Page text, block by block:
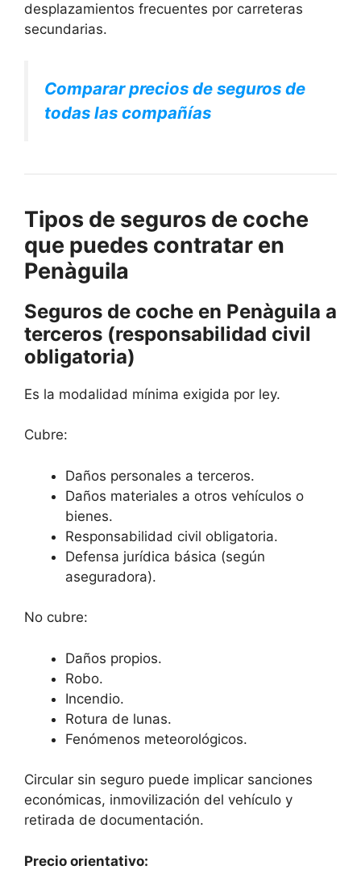
desplazamientos frecuentes por carreteras
secundarias.
Comparar precios de seguros de
todas las compañías
Tipos de seguros de coche
que puedes contratar en
Penàguila
Seguros de coche en Penàguila a
terceros (responsabilidad civil
obligatoria)
Es la modalidad mínima exigida por ley.
Cubre:
Daños personales a terceros.
Daños materiales a otros vehículos o
bienes.
Responsabilidad civil obligatoria.
Defensa jurídica básica (según
aseguradora).
No cubre:
Daños propios.
Robo.
Incendio.
Rotura de lunas.
Fenómenos meteorológicos.
Circular sin seguro puede implicar sanciones
económicas, inmovilización del vehículo y
retirada de documentación.
Precio orientativo: